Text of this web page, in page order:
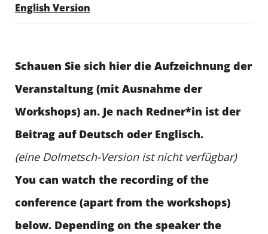
English Version
Schauen Sie sich hier die Aufzeichnung der
Veranstaltung (mit Ausnahme der
Workshops) an. Je nach Redner*in ist der
Beitrag auf Deutsch oder Englisch.
(eine Dolmetsch-Version ist nicht verfügbar)
You can watch the recording of the
conference (apart from the workshops)
below. Depending on the speaker the